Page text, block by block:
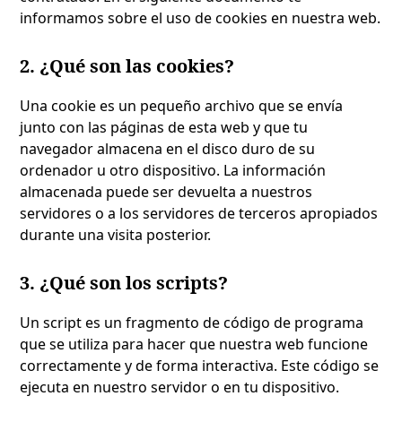
informamos sobre el uso de cookies en nuestra web.
2. ¿Qué son las cookies?
Una cookie es un pequeño archivo que se envía
junto con las páginas de esta web y que tu
navegador almacena en el disco duro de su
ordenador u otro dispositivo. La información
almacenada puede ser devuelta a nuestros
servidores o a los servidores de terceros apropiados
durante una visita posterior.
3. ¿Qué son los scripts?
Un script es un fragmento de código de programa
que se utiliza para hacer que nuestra web funcione
correctamente y de forma interactiva. Este código se
ejecuta en nuestro servidor o en tu dispositivo.